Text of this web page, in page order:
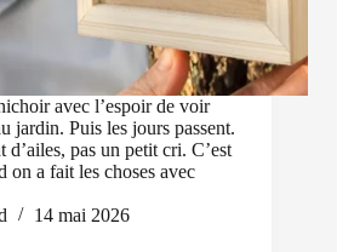
avec l’espoir de voir
jardin. Puis les jours passent.
d’ailes, pas un petit cri. C’est
on a fait les choses avec
14 mai 2026